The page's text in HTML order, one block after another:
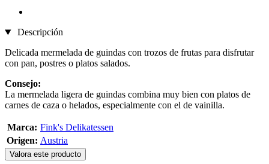
Descripción
Delicada mermelada de guindas con trozos de frutas para disfrutar
con pan, postres o platos salados.
Consejo:
La mermelada ligera de guindas combina muy bien con platos de
carnes de caza o helados, especialmente con el de vainilla.
Marca: Fink's Delikatessen
Origen: Austria
Valora este producto